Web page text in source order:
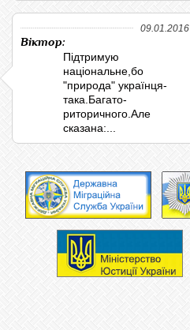
09.01.2016
Віктор:
Підтримую
національне,бо
"природа" українця-
така.Багато-
риторичного.Але
сказана:...